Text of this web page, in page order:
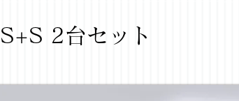
S+S 2台セット